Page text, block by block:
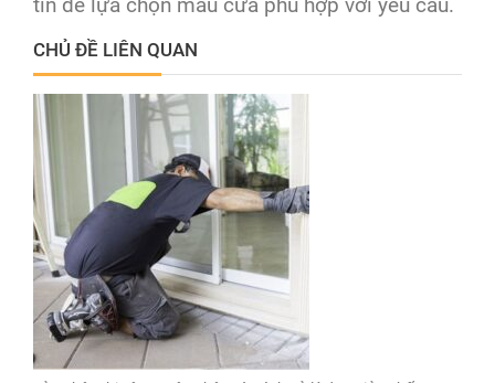
tin để lựa chọn mẫu cửa phù hợp với yêu cầu.
CHỦ ĐỀ LIÊN QUAN